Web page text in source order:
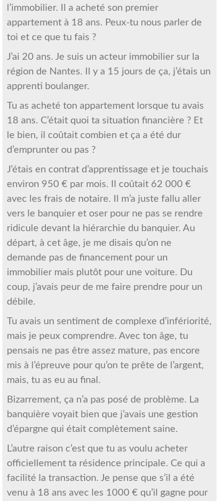
l’immobilier. Il a acheté son premier
appartement à 18 ans. Peux-tu nous parler de
toi et ce que tu fais ?
J’ai 20 ans. Je suis un acteur immobilier sur la
région de Nantes. Il y a 15 jours de ça, j’étais un
apprenti boulanger.
Tu as acheté ton appartement lorsque tu avais
18 ans. C’était quoi ta situation financière ? Et
le bien, il coûtait combien et ça a été dur
d’emprunter ou pas ?
J’étais en contrat d’apprentissage et je touchais
environ 950 € par mois. Il coûtait 62 000 €
avec les frais de notaire. Il m’a juste fallu aller
vers le banquier et oser pour ne pas se rendre
ridicule devant la hiérarchie du banquier. Au
départ, à cet âge, je me disais qu’on ne
demande pas de financement pour un
immobilier mais plutôt pour une voiture. Du
coup, j’avais peur de me faire prendre pour un
débile.
Tu avais un sentiment de complexe d’infériorité,
mais je peux comprendre. Avec ton âge, tu
pensais ne pas être assez mature, pas encore
mis à l’épreuve pour qu’on te prête de l’argent,
mais, tu as eu au final.
Bizarrement, ça n’a pas posé de problème. La
banquière voyait bien que j’avais une gestion
d’épargne qui était complètement saine.
L’autre raison c’est que tu as voulu acheter
officiellement ta résidence principale. Ce qui a
facilité la transaction. Je pense que s’il a été
venu à 18 ans avec les 1000 € qu’il gagne pour